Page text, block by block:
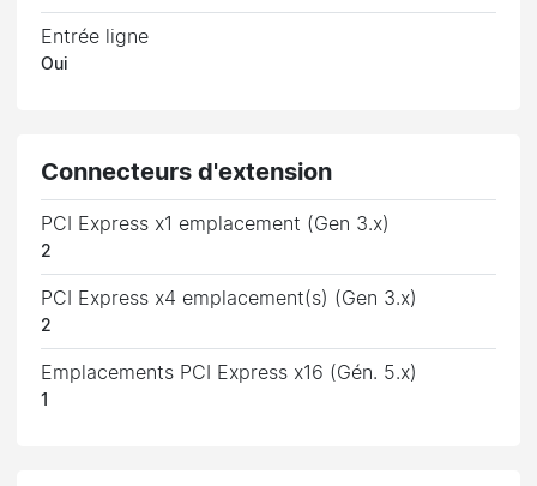
Entrée ligne
Oui
Connecteurs d'extension
PCI Express x1 emplacement (Gen 3.x)
2
PCI Express x4 emplacement(s) (Gen 3.x)
2
Emplacements PCI Express x16 (Gén. 5.x)
1